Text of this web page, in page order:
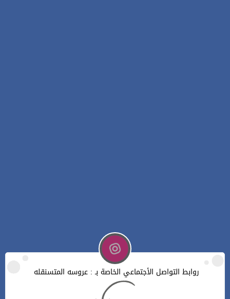
روابط التواصل الأجتماعي الخاصة بـ : عروسه المتسنقله